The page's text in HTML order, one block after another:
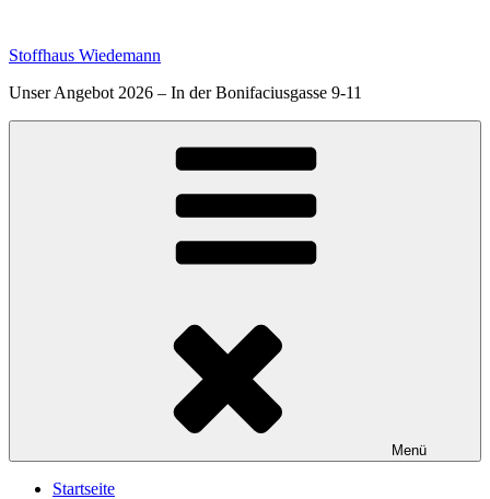
springen
Stoffhaus Wiedemann
Unser Angebot 2026 – In der Bonifaciusgasse 9-11
Menü
Startseite